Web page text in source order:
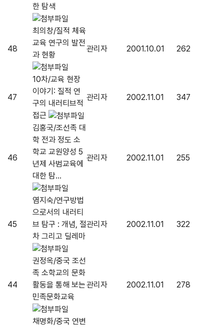
한 탐색
48
최의창/질적 체육
교육 연구의 발전
과 현황
관리자 2001.10.01 262
47
10차/교육 현장
이야기: 질적 연
구의 내러티브적
접근
관리자 2002.11.01 347
46
김홍국/조선족 대
학 전과 정도 소
학교 교원양성 5
년제 사범교육에
대한 탐...
관리자 2002.11.01 255
45
염지숙/연구방법
으로서의 내러티
브 탐구 : 개념, 절
차 그리고 딜레마
관리자 2002.11.01 322
44
권정옥/중국 조선
족 소학교의 문화
활동을 통해 보는
민족문화교육
관리자 2002.11.01 278
채명화/중국 연변